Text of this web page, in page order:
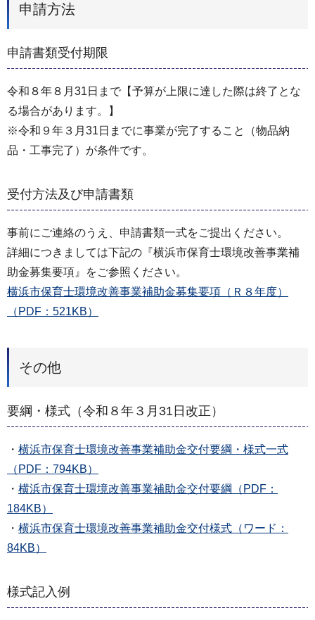
申請方法
申請書類受付期限
令和８年８月31日まで【予算が上限に達した際は終了とな
る場合があります。】
※令和９年３月31日までに事業が完了すること（物品納
品・工事完了）が条件です。
受付方法及び申請書類
事前にご連絡のうえ、申請書類一式をご提出ください。
詳細につきましては下記の『横浜市保育士環境改善事業補
助金募集要項』をご参照ください。
横浜市保育士環境改善事業補助金募集要項（Ｒ８年度）
（PDF：521KB）
その他
要綱・様式（令和８年３月31日改正）
・ 横浜市保育士環境改善事業補助金交付要綱・様式一式
（PDF：794KB）
・ 横浜市保育士環境改善事業補助金交付要綱（PDF：
184KB）
・ 横浜市保育士環境改善事業補助金交付様式（ワード：
84KB）
様式記入例